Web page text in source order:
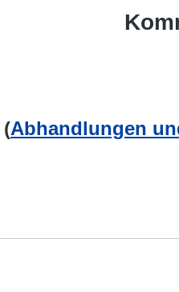
(Abhandlungen